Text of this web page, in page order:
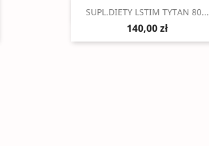
Szybki podgląd
SUPL.DIETY LSTIM TYTAN 80...
140,00 zł